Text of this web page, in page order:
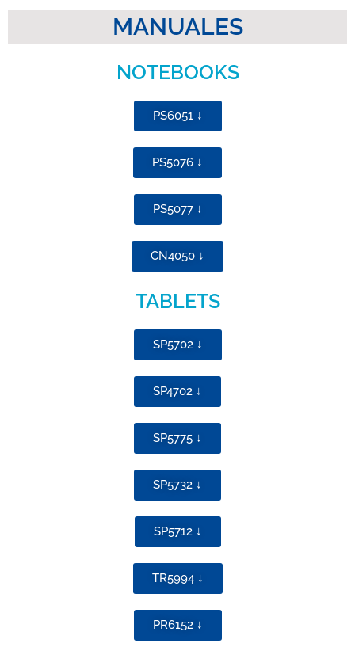
MANUALES
NOTEBOOKS
PS6051 ↓
PS5076 ↓
PS5077 ↓
CN4050 ↓
TABLETS
SP5702 ↓
SP4702 ↓
SP5775 ↓
SP5732 ↓
SP5712 ↓
TR5994 ↓
PR6152 ↓